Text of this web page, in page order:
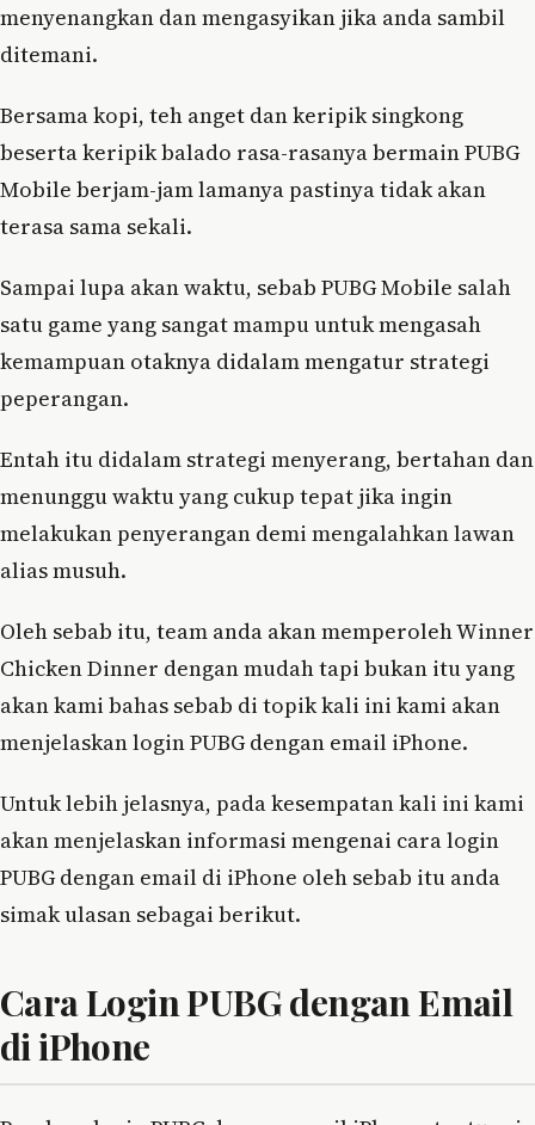
menyenangkan dan mengasyikan jika anda sambil
ditemani.
Bersama kopi, teh anget dan keripik singkong
beserta keripik balado rasa-rasanya bermain PUBG
Mobile berjam-jam lamanya pastinya tidak akan
terasa sama sekali.
Sampai lupa akan waktu, sebab PUBG Mobile salah
satu game yang sangat mampu untuk mengasah
kemampuan otaknya didalam mengatur strategi
peperangan.
Entah itu didalam strategi menyerang, bertahan dan
menunggu waktu yang cukup tepat jika ingin
melakukan penyerangan demi mengalahkan lawan
alias musuh.
Oleh sebab itu, team anda akan memperoleh Winner
Chicken Dinner dengan mudah tapi bukan itu yang
akan kami bahas sebab di topik kali ini kami akan
menjelaskan login PUBG dengan email iPhone.
Untuk lebih jelasnya, pada kesempatan kali ini kami
akan menjelaskan informasi mengenai cara login
PUBG dengan email di iPhone oleh sebab itu anda
simak ulasan sebagai berikut.
Cara Login PUBG dengan Email
di iPhone